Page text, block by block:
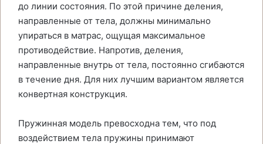
до линии состояния. По этой причине деления,
направленные от тела, должны минимально
упираться в матрас, ощущая максимальное
противодействие. Напротив, деления,
направленные внутрь от тела, постоянно сгибаются
в течение дня. Для них лучшим вариантом является
конвертная конструкция.
Пружинная модель превосходна тем, что под
воздействием тела пружины принимают